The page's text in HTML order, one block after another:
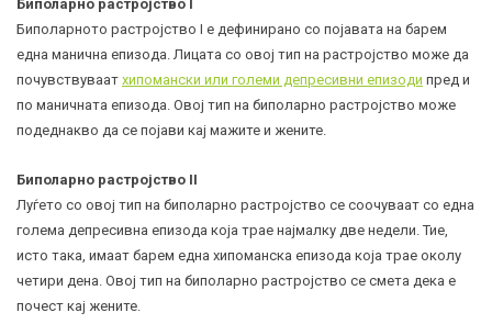
Биполарно растројство I
Биполарното растројство I е дефинирано со појавата на барем
една манична епизода. Лицата со овој тип на растројство може да
почувствуваат хипомански или големи депресивни епизоди пред и
по маничната епизода. Овој тип на биполарно растројство може
подеднакво да се појави кај мажите и жените.
Биполарно растројство II
Луѓето со овој тип на биполарно растројство се соочуваат со една
голема депресивна епизода која трае најмалку две недели. Тие,
исто така, имаат барем една хипоманска епизода која трае околу
четири дена. Овој тип на биполарно растројство се смета дека е
почест кај жените.